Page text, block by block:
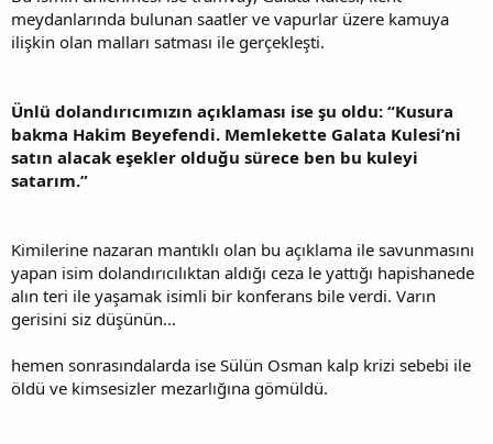
meydanlarında bulunan saatler ve vapurlar üzere kamuya
ilişkin olan malları satması ile gerçekleşti.
Ünlü dolandırıcımızın açıklaması ise şu oldu: “Kusura
bakma Hakim Beyefendi. Memlekette Galata Kulesi’ni
satın alacak eşekler olduğu sürece ben bu kuleyi
satarım.”
Kimilerine nazaran mantıklı olan bu açıklama ile savunmasını
yapan isim dolandırıcılıktan aldığı ceza le yattığı hapishanede
alın teri ile yaşamak isimli bir konferans bile verdi. Varın
gerisini siz düşünün…
hemen sonrasındalarda ise Sülün Osman kalp krizi sebebi ile
öldü ve kimsesizler mezarlığına gömüldü.